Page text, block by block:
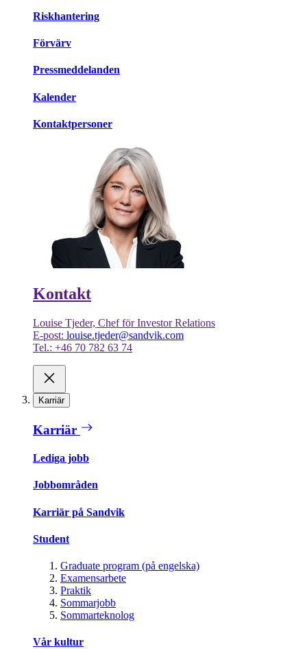
Riskhantering
Förvärv
Pressmeddelanden
Kalender
Kontaktpersoner
Kontakt
Louise Tjeder, Chef för Investor Relations
E-post: louise.tjeder@sandvik.com
Tel.: +46 70 782 63 74
Karriär
Karriär
Lediga jobb
Jobbområden
Karriär på Sandvik
Student
Graduate program (på engelska)
Examensarbete
Praktik
Sommarjobb
Sommarteknolog
Vår kultur